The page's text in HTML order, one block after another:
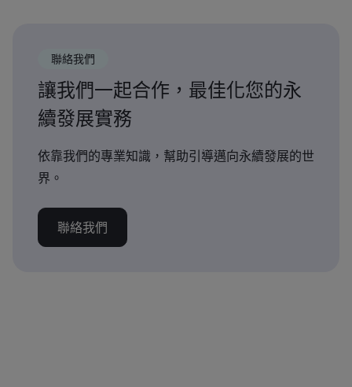
聯絡我們
讓我們一起合作，最佳化您的永
續發展實務
依靠我們的專業知識，幫助引導邁向永續發展的世
界。
聯絡我們